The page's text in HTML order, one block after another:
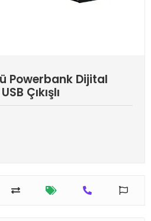
Powerbank Dijital
Çıkışlı